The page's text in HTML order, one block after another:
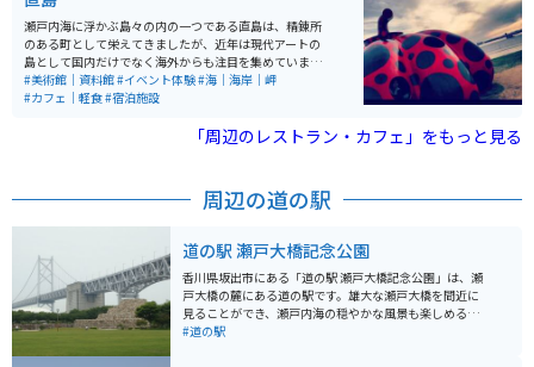
瀬戸内海に浮かぶ島々の内の一つである直島は、精錬所
のある町として栄えてきましたが、近年は現代アートの
島として国内だけでなく海外からも注目を集めていま
す。小さな島ですが、島のいたる所に芸術作品や美術館
が点在する個性的な島です。又直島にはアート以外にも
#美術館｜資料館#イベント体験#海｜海岸｜岬
#カフェ｜軽食#宿泊施設
「周辺のレストラン・カフェ」をもっと見る
周辺の道の駅
道の駅 瀬戸大橋記念公園
香川県坂出市にある「道の駅 瀬戸大橋記念公園」は、瀬
戸大橋の麓にある道の駅です。雄大な瀬戸大橋を間近に
見ることができ、瀬戸内海の穏やかな風景も楽しめる絶
好のロケーションです。 園内には、瀬戸大橋の歴史や構
#道の駅